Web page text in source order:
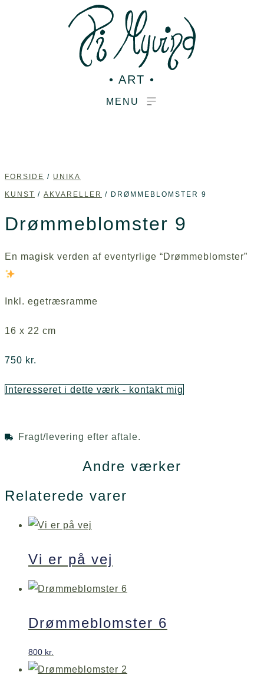
• ART •
FORSIDE / UNIKA
KUNST / AKVARELLER / DRØMMEBLOMSTER 9
Drømmeblomster 9
En magisk verden af eventyrlige “Drømmeblomster”
Inkl. egetræsramme
16 x 22 cm
750 kr.
Interesseret i dette værk - kontakt mig
Fragt/levering efter aftale.
Andre værker
Relaterede varer
Vi er på vej
Drømmeblomster 6
800 kr.